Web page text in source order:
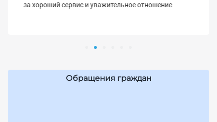
за хороший сервис и уважительное отношение
Обращения граждан